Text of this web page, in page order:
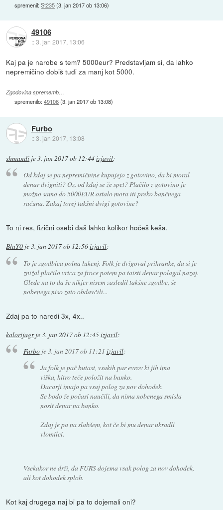
spremenil:St235(3. jan 2017 ob 13:06)
49106
::3. jan 2017, 13:06
Kaj pa je narobe s tem? 5000eur? Predstavljam si, da lahko
nepremičino dobiš tudi za manj kot 5000.
Zgodovina sprememb…
spremenilo:49106(3. jan 2017 ob 13:08)
Furbo
::3. jan 2017, 13:08
shmandi je3. jan 2017 ob 12:44izjavil:
Od kdaj se pa nepremičnine kupujejo z gotovino, da bi moral
denar dvigniti? Oz. od kdaj se že spet? Plačilo z gotovino je
možno samo do 5000EUR ostalo mora iti preko bančnega
računa. Zakaj torej takšni dvigi gotovine?
To ni res, fizični osebi daš lahko kolikor hočeš keša.
BlaY0 je3. jan 2017 ob 12:56izjavil:
To je zgodbica polna lukenj. Folk je dvigoval prihranke, da si je
znižal plačilo vrtca za froce potem pa taisti denar polagal nazaj.
Glede na to da še nikjer nisem zasledil takšne zgodbe, še
nobenega niso zato obdavčili...
Zdaj pa to naredi 3x, 4x..
kalorijagrje3. jan 2017 ob 12:45izjavil:
Furboje3. jan 2017 ob 11:21 izjavil:
Ja folk je pač butast, vsakih par evrov ki jih ima
viška, hitro teče položit na banko.
Dacarji imajo pa vsaj polog za nov dohodek.
Se bodo že počasi naučili, da nima nobenega smisla
nosit denar na banko.
Zdaj je pa na slabšem, kot če bi mu denar ukradli
vlomilci.
Vsekakor ne drži, da FURS dojema vsak polog za nov dohodek,
ali kot dohodek sploh.
Kot kaj drugega naj bi pa to dojemali oni?